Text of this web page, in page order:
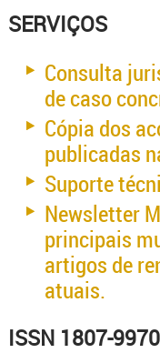
SERVIÇOS
Consulta
de caso
Cópia dos
publicadas
Suporte
Newsletter
principais
artigos de
atuais.
ISSN 1807-9970